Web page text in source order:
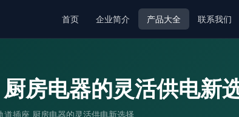
首页 企业简介 产品大全 联系我们
房电器的灵活供电新
插座 厨房电器的灵活供电新选择